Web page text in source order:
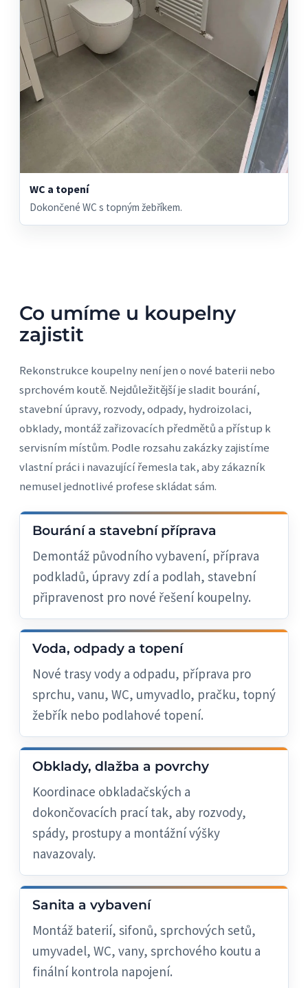
WC a topení
Dokončené WC s topným žebříkem.
Co umíme u koupelny
zajistit
Rekonstrukce koupelny není jen o nové baterii nebo
sprchovém koutě. Nejdůležitější je sladit bourání,
stavební úpravy, rozvody, odpady, hydroizolaci,
obklady, montáž zařizovacích předmětů a přístup k
servisním místům. Podle rozsahu zakázky zajistíme
vlastní práci i navazující řemesla tak, aby zákazník
nemusel jednotlivé profese skládat sám.
Bourání a stavební příprava
Demontáž původního vybavení, příprava
podkladů, úpravy zdí a podlah, stavební
připravenost pro nové řešení koupelny.
Voda, odpady a topení
Nové trasy vody a odpadu, příprava pro
sprchu, vanu, WC, umyvadlo, pračku, topný
žebřík nebo podlahové topení.
Obklady, dlažba a povrchy
Koordinace obkladačských a
dokončovacích prací tak, aby rozvody,
spády, prostupy a montážní výšky
navazovaly.
Sanita a vybavení
Montáž baterií, sifonů, sprchových setů,
umyvadel, WC, vany, sprchového koutu a
finální kontrola napojení.